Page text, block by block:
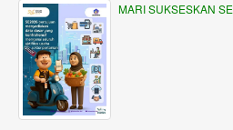
MARI SUKSESKAN